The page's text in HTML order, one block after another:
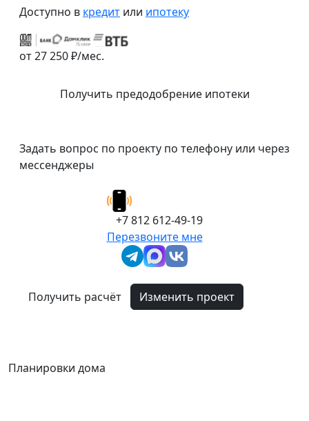
Доступно в кредит или ипотеку
от 27 250 ₽/мес.
Получить предодобрение ипотеки
Задать вопрос по проекту по телефону или через
мессенджеры
+7 812 612-49-19
Перезвоните мне
Получить расчёт Изменить проект
Планировки дома